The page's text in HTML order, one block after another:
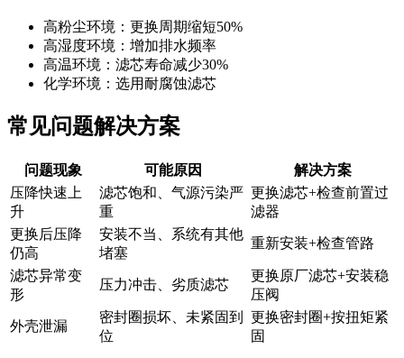
高粉尘环境：更换周期缩短50%
高湿度环境：增加排水频率
高温环境：滤芯寿命减少30%
化学环境：选用耐腐蚀滤芯
常见问题解决方案
问题现象 可能原因
解决方案
压降快速上
升
滤芯饱和、气源污染严
重
更换滤芯+检查前置过
滤器
更换后压降
仍高
安装不当、系统有其他
堵塞
重新安装+检查管路
滤芯异常变
形
压力冲击、劣质滤芯
更换原厂滤芯+安装稳
压阀
外壳泄漏
密封圈损坏、未紧固到
位
更换密封圈+按扭矩紧
固